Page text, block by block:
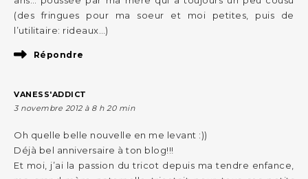
(des fringues pour ma soeur et moi petites, puis de
l’utilitaire: rideaux…)
Répondre
VANESS'ADDICT
3 novembre 2012 à 8 h 20 min
Oh quelle belle nouvelle en me levant :))
Déjà bel anniversaire à ton blog!!!
Et moi, j’ai la passion du tricot depuis ma tendre enfance,